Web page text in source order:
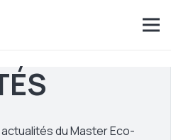
du Master Eco-